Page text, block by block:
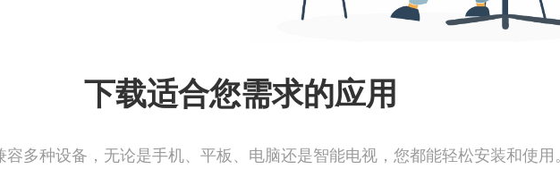
下载适合您需求的应用
容多种设备，无论是手机、平板、电脑还是智能电视，您都能轻松安装和使用。